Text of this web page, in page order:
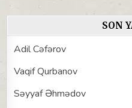
SON
Adil Cəfərov
Vaqif Qurbanov
Səyyaf Əhmədov